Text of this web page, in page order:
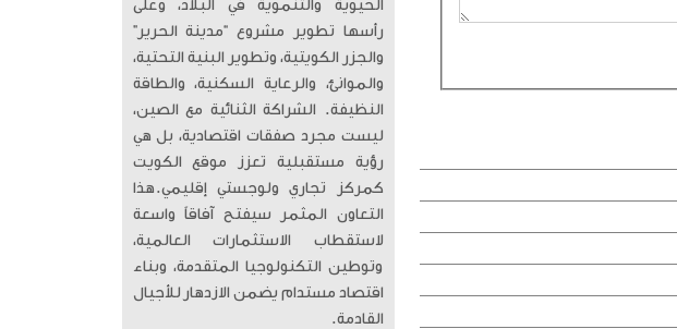
الحيوية والتنموية في البلاد، وعلى
رأسها تطوير مشروع “مدينة الحرير”
والجزر الكويتية، وتطوير البنية التحتية،
والموانئ، والرعاية السكنية، والطاقة
النظيفة. الشراكة الثنائية مع الصين،
ليست مجرد صفقات اقتصادية، بل هي
رؤية مستقبلية تعزز موقع الكويت
كمركز تجاري ولوجستي إقليمي. ​هذا
التعاون المثمر سيفتح آفاقاً واسعة
لاستقطاب الاستثمارات العالمية،
وتوطين التكنولوجيا المتقدمة، وبناء
اقتصاد مستدام يضمن الازدهار للأجيال
القادمة.